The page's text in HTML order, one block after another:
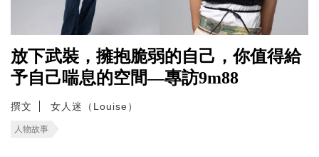
放下武裝，擁抱脆弱的自己，你值得給
予自己喘息的空間—專訪9m88
撰文 女人迷（Louise）
人物故事